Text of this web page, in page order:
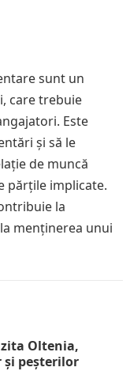
sunt un
care trebuie
Este
și să le
de muncă
părțile implicate.
la
menținerea unui
Oltenia,
și peșterilor